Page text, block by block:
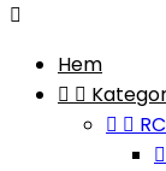

Hem
 
 
